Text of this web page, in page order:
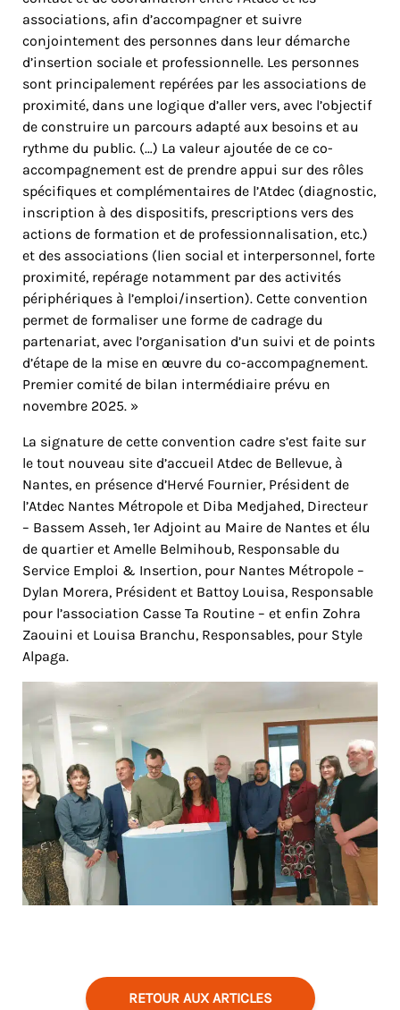
associations, afin d’accompagner et suivre
conjointement des personnes dans leur démarche
d’insertion sociale et professionnelle. Les personnes
sont principalement repérées par les associations de
proximité, dans une logique d’aller vers, avec l’objectif
de construire un parcours adapté aux besoins et au
rythme du public. (…) La valeur ajoutée de ce co-
accompagnement est de prendre appui sur des rôles
spécifiques et complémentaires de l’Atdec (diagnostic,
inscription à des dispositifs, prescriptions vers des
actions de formation et de professionnalisation, etc.)
et des associations (lien social et interpersonnel, forte
proximité, repérage notamment par des activités
périphériques à l’emploi/insertion). Cette convention
permet de formaliser une forme de cadrage du
partenariat, avec l’organisation d’un suivi et de points
d’étape de la mise en œuvre du co-accompagnement.
Premier comité de bilan intermédiaire prévu en
novembre 2025. »
La signature de cette convention cadre s’est faite sur
le tout nouveau site d’accueil Atdec de Bellevue, à
Nantes, en présence d’Hervé Fournier, Président de
l’Atdec Nantes Métropole et Diba Medjahed, Directeur
– Bassem Asseh, 1er Adjoint au Maire de Nantes et élu
de quartier et Amelle Belmihoub, Responsable du
Service Emploi & Insertion, pour Nantes Métropole –
Dylan Morera, Président et Battoy Louisa, Responsable
pour l’association Casse Ta Routine – et enfin Zohra
Zaouini et Louisa Branchu, Responsables, pour Style
Alpaga.
RETOUR AUX ARTICLES